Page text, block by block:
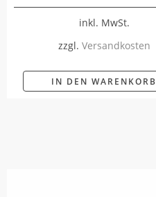
inkl. MwSt.
zzgl. Versandkosten
IN DEN WARENKORB